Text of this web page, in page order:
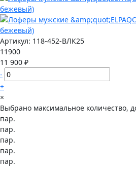
Артикул: 118-452-ВЛК25
11900
11 900 ₽
-
+
×
Выбрано максимальное количество,
пар.
пар.
пар.
пар.
пар.